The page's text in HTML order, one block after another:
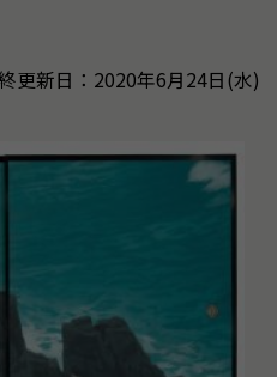
更新日：2020年6月24日(水)